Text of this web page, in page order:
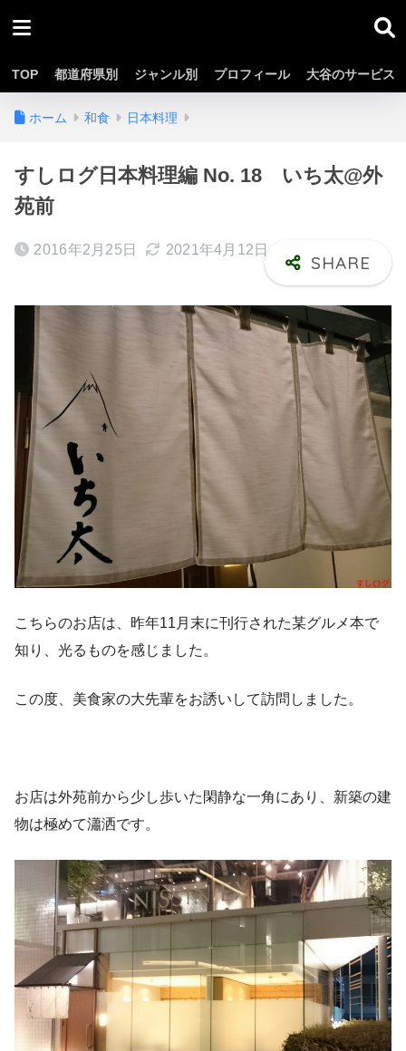
TOP 都道府県別 ジャンル別 プロフィール 大谷のサービス
ホーム 和食 日本料理
すしログ日本料理編 No. 18 いち太@外
苑前
2016年2月25日 2021年4月12日
こちらのお店は、昨年11月末に刊行された某グルメ本で
知り、光るものを感じました。
この度、美食家の大先輩をお誘いして訪問しました。
お店は外苑前から少し歩いた閑静な一角にあり、新築の建
物は極めて瀟洒です。